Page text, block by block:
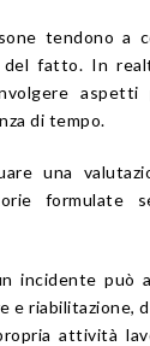
tendono a
del fatto. In
aspetti
di tempo.
una
formulate
incidente può
e riabilitazione,
attività